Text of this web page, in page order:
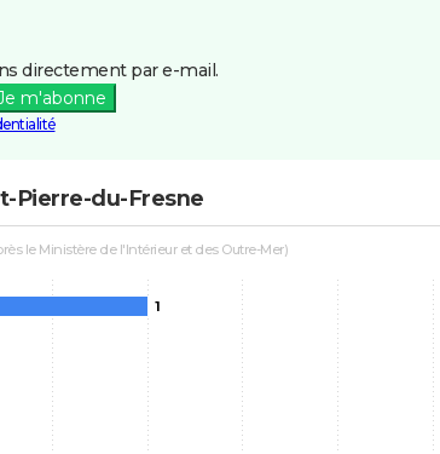
directement par e-mail.
m'abonne
Pierre-du-Fresne
le Ministère de l'Intérieur et des Outre-Mer)
1